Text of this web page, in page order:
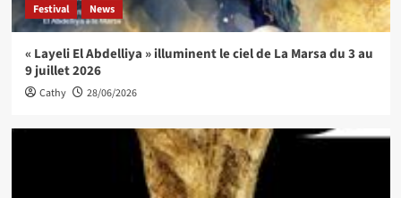
Festival News
« Layeli El Abdelliya » illuminent le ciel de La Marsa du 3 au
9 juillet 2026
Cathy 28/06/2026